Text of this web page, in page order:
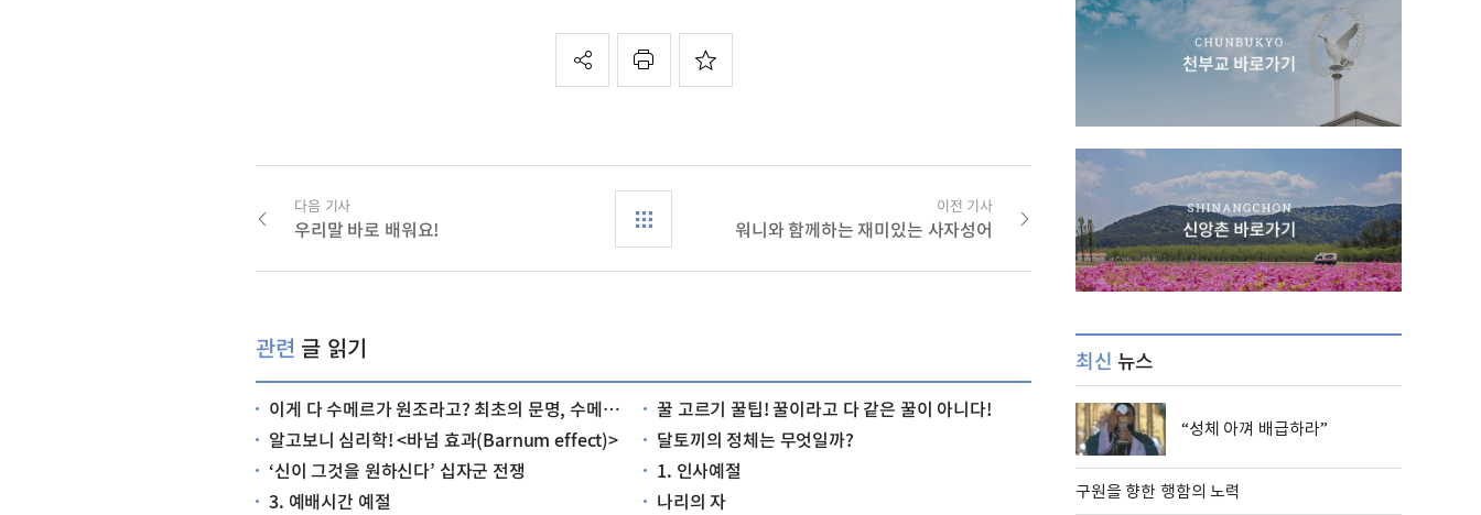
다음 기사
우리말 바로 배워요!
이전 기사
워니와 함께하는 재미있는 사자성어
관련 글 읽기
이게 다 수메르가 원조라고? 최초의 문명, 수메르는 어떤 문명이었을까?
꿀 고르기 꿀팁! 꿀이라고 다 같은 꿀이 아니다!
알고보니 심리학! <바넘 효과(Barnum effect)>
달토끼의 정체는 무엇일까?
‘신이 그것을 원하신다’ 십자군 전쟁
1. 인사예절
3. 예배시간 예절
나리의 자
최신 뉴스
“성체 아껴 배급하라”
구원을 향한 행함의 노력